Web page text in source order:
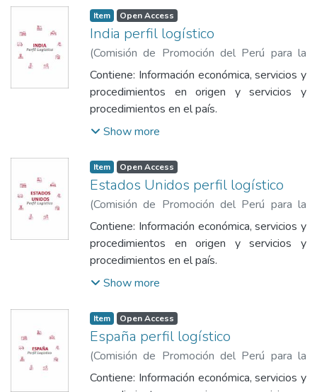
Item Open Access
India perfil logístico
(Comisión de Promoción del Perú para la
Exportación y el Turismo,2023 )Comisión
de Promoción del Perú para la Exportación
y el Turismo
Contiene: Información económica, servicios y
procedimientos en origen y servicios y
procedimientos en el país.
Show more
Item Open Access
Estados Unidos perfil logístico
(Comisión de Promoción del Perú para la
Exportación y el Turismo,2023 )Comisión
de Promoción del Perú para la Exportación
y el Turismo
Contiene: Información económica, servicios y
procedimientos en origen y servicios y
procedimientos en el país.
Show more
Item Open Access
España perfil logístico
(Comisión de Promoción del Perú para la
Exportación y el Turismo,2023 )Comisión
Contiene: Información económica, servicios y